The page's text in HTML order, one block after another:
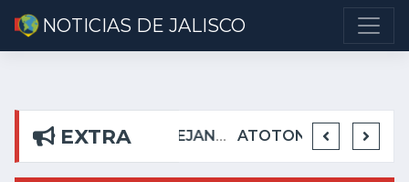
NOTICIAS DE JALISCO
EXTRA
DETIENEN EN TEUCHITLÁN A PRESUNTOS INTEGRANTES DE GRUPO DELICTIVO ATOTONILQUILLO INSEGURO Y AL VIRREY NO LE IMPORTA